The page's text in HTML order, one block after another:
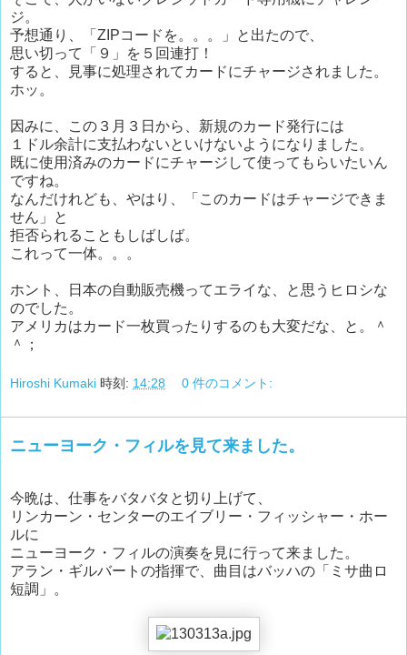
ジ。
予想通り、「ZIPコードを。。。」と出たので、
思い切って「９」を５回連打！
すると、見事に処理されてカードにチャージされました。
ホッ。
因みに、この３月３日から、新規のカード発行には
１ドル余計に支払わないといけないようになりました。
既に使用済みのカードにチャージして使ってもらいたいん
ですね。
なんだけれども、やはり、「このカードはチャージできま
せん」と
拒否られることもしばしば。
これって一体。。。
ホント、日本の自動販売機ってエライな、と思うヒロシな
のでした。
アメリカはカード一枚買ったりするのも大変だな、と。＾
＾；
Hiroshi Kumaki 時刻: 14:28 0 件のコメント:
ニューヨーク・フィルを見て来ました。
今晩は、仕事をバタバタと切り上げて、
リンカーン・センターのエイブリー・フィッシャー・ホー
ルに
ニューヨーク・フィルの演奏を見に行って来ました。
アラン・ギルバートの指揮で、曲目はバッハの「ミサ曲ロ
短調」。